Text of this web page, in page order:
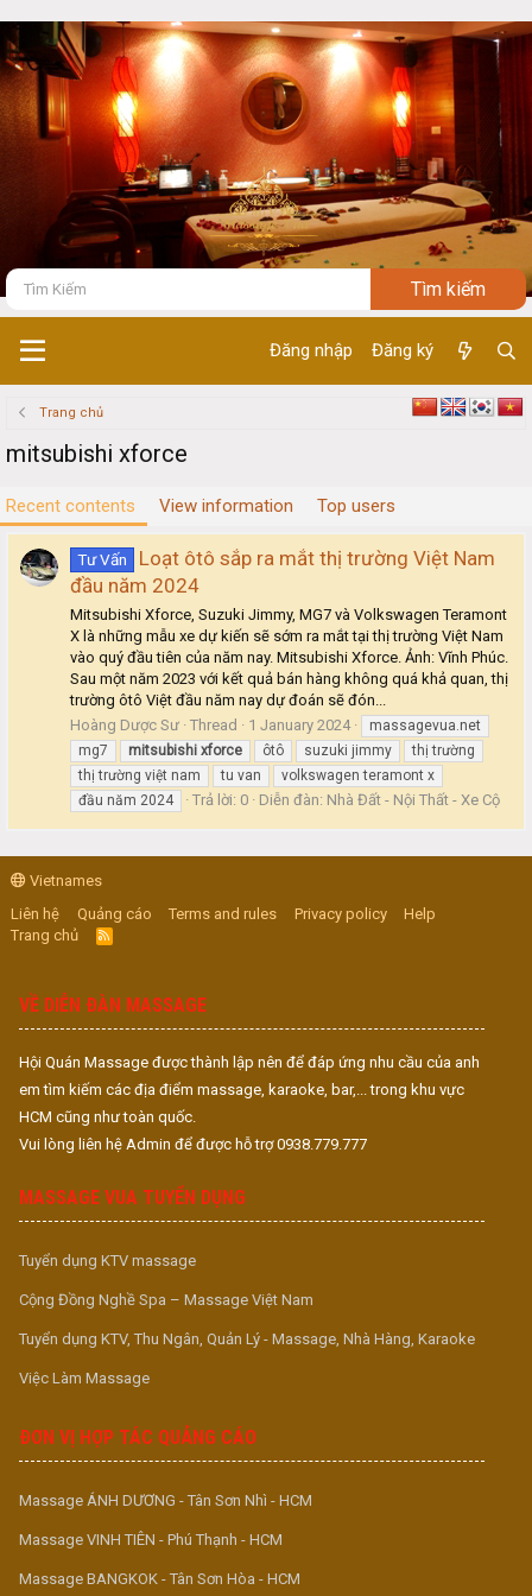
Đăng nhập Đăng ký
Trang chủ
mitsubishi xforce
Recent contents View information Top users
Tư Vấn
Loạt ôtô sắp ra mắt thị trường Việt Nam
đầu năm 2024
Mitsubishi Xforce, Suzuki Jimmy, MG7 và Volkswagen Teramont
X là những mẫu xe dự kiến sẽ sớm ra mắt tại thị trường Việt Nam
vào quý đầu tiên của năm nay. Mitsubishi Xforce. Ảnh: Vĩnh Phúc.
Sau một năm 2023 với kết quả bán hàng không quá khả quan, thị
trường ôtô Việt đầu năm nay dự đoán sẽ đón...
Hoàng Dược Sư Thread 1 January 2024
massagevua.net
mg7
mitsubishi xforce ôtô suzuki jimmy
thị trường
thị trường việt nam
tu van
volkswagen teramont x
đầu năm 2024
Trả lời: 0 Diễn đàn: Nhà Đất - Nội Thất - Xe Cộ
Vietnames
Liên hệ
Quảng cáo Terms and rules Privacy policy
Help
Trang chủ
R
S
VỀ DIỄN ĐÀN MASSAGE
Hội Quán Massage được thành lập nên để đáp ứng nhu cầu của anh
em tìm kiếm các địa điểm massage, karaoke, bar,... trong khu vực
HCM cũng như toàn quốc.
Vui lòng liên hệ Admin để được hỗ trợ 0938.779.777
MASSAGE VUA TUYỂN DỤNG
Tuyển dụng KTV massage
Cộng Đồng Nghề Spa – Massage Việt Nam
Tuyển dụng KTV, Thu Ngân, Quản Lý - Massage, Nhà Hàng, Karaoke
Việc Làm Massage
ĐƠN VỊ HỢP TÁC QUẢNG CÁO
Massage ÁNH DƯƠNG - Tân Sơn Nhì - HCM
Massage VINH TIÊN - Phú Thạnh - HCM
Massage BANGKOK - Tân Sơn Hòa - HCM